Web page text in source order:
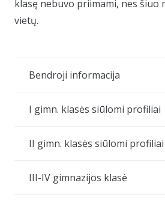
klasę nebuvo priimami, nes šiuo
vietų.
Bendroji informacija
I gimn. klasės siūlomi profiliai
II gimn. klasės siūlomi profiliai
III-IV gimnazijos klasė